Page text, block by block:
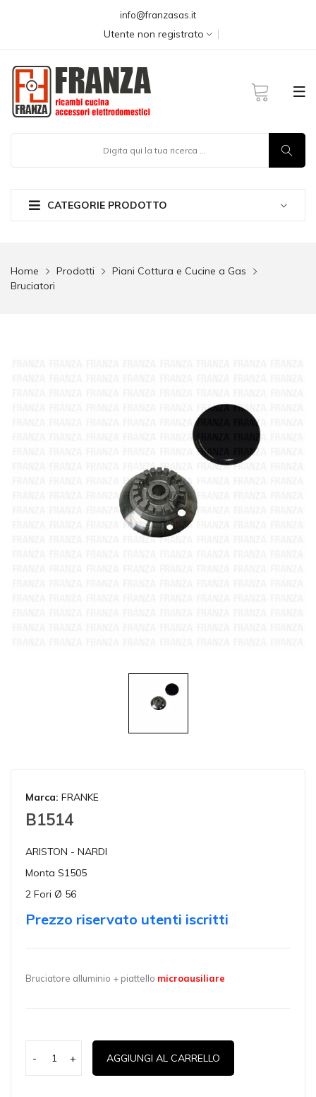
info@franzasas.it
Utente non registrato
CATEGORIE PRODOTTO
Home Prodotti
Piani Cottura e Cucine a Gas
Bruciatori
Marca: FRANKE
B1514
ARISTON - NARDI
Monta S1505
2 Fori Ø 56
Prezzo riservato utenti iscritti
Bruciatore alluminio + piattello microausiliare
- + AGGIUNGI AL CARRELLO